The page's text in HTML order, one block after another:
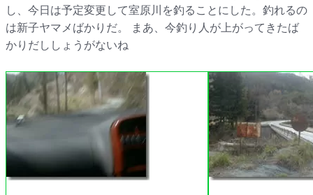
し、今日は予定変更して室原川を釣ることにした。釣れるの
は新子ヤマメばかりだ。 まあ、今釣り人が上がってきたば
かりだししょうがないね